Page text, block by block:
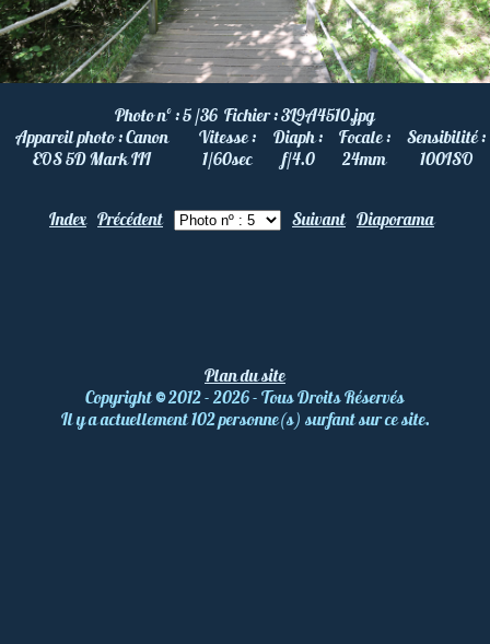
Photo nº :5 /36 Fichier :3L9A4510.jpg
Appareil photo :Canon
EOS 5D Mark III
Vitesse :
1/60sec
Diaph :
f/4.0
Focale :
24mm
Sensibilité :
100ISO
Index Précédent Suivant Diaporama
Plan du site
Copyright©2012 - 2026 - Tous Droits Réservés
Il y a actuellement 102 personne(s) surfant sur ce site.